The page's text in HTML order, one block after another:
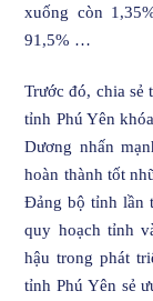
xuống còn
91,5% …
Trước đó, chia
tỉnh Phú Yên
Dương nhấn
hoàn thành tốt
Đảng bộ tỉnh lần
quy hoạch tỉnh
hậu trong phát
tỉnh Phú Yên sẻ